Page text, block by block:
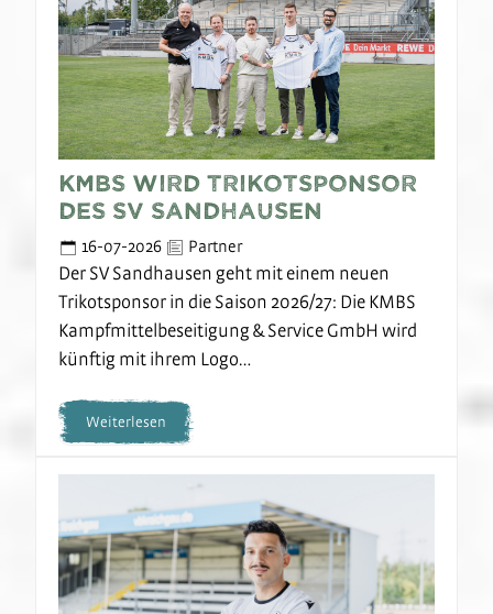
KMBS wird Trikotsponsor
des SV Sandhausen
16-07-2026 Partner
Der SV Sandhausen geht mit einem neuen
Trikotsponsor in die Saison 2026/27: Die KMBS
Kampfmittelbeseitigung & Service GmbH wird
künftig mit ihrem Logo…
Weiterlesen